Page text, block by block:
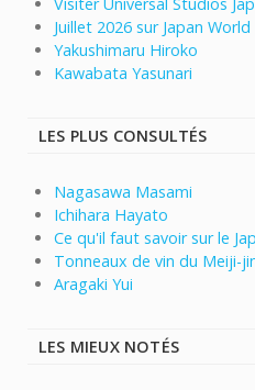
Juillet 2026 sur Japan World
Yakushimaru Hiroko
Kawabata Yasunari
LES PLUS CONSULTÉS
Nagasawa Masami
Ichihara Hayato
Ce qu'il faut savoir sur le
Tonneaux de vin du Meiji-
Aragaki Yui
LES MIEUX NOTÉS